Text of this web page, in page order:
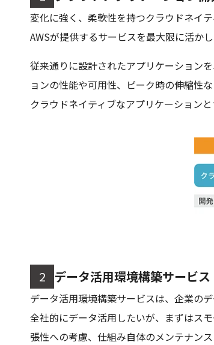
変化に強く、柔軟性を持つクラウドネイ
AWSが提供するサービスを最大限に活か
従来通りに設計されたアプリケーション
ョンの性能や可用性、ピーク時の伸縮性
クラウドネイティブなアプリケーション
2 データ活用環境構築サービス
データ活用環境構築サービスは、企業の
全社的にデータ活用したいが、まずはス
張性への考慮、仕組み自体のメンテナン